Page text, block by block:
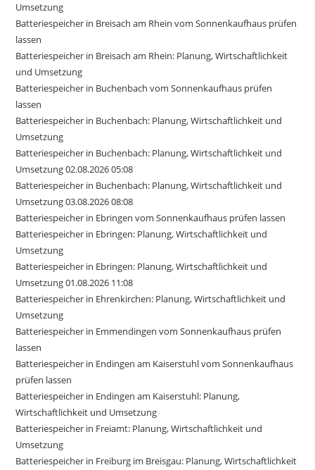
Umsetzung
Batteriespeicher in Breisach am Rhein vom Sonnenkaufhaus prüfen
lassen
Batteriespeicher in Breisach am Rhein: Planung, Wirtschaftlichkeit
und Umsetzung
Batteriespeicher in Buchenbach vom Sonnenkaufhaus prüfen
lassen
Batteriespeicher in Buchenbach: Planung, Wirtschaftlichkeit und
Umsetzung
Batteriespeicher in Buchenbach: Planung, Wirtschaftlichkeit und
Umsetzung 02.08.2026 05:08
Batteriespeicher in Buchenbach: Planung, Wirtschaftlichkeit und
Umsetzung 03.08.2026 08:08
Batteriespeicher in Ebringen vom Sonnenkaufhaus prüfen lassen
Batteriespeicher in Ebringen: Planung, Wirtschaftlichkeit und
Umsetzung
Batteriespeicher in Ebringen: Planung, Wirtschaftlichkeit und
Umsetzung 01.08.2026 11:08
Batteriespeicher in Ehrenkirchen: Planung, Wirtschaftlichkeit und
Umsetzung
Batteriespeicher in Emmendingen vom Sonnenkaufhaus prüfen
lassen
Batteriespeicher in Endingen am Kaiserstuhl vom Sonnenkaufhaus
prüfen lassen
Batteriespeicher in Endingen am Kaiserstuhl: Planung,
Wirtschaftlichkeit und Umsetzung
Batteriespeicher in Freiamt: Planung, Wirtschaftlichkeit und
Umsetzung
Batteriespeicher in Freiburg im Breisgau: Planung, Wirtschaftlichkeit